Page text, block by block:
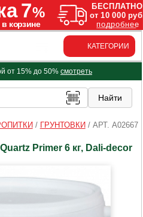
КАТЕГОРИИ
от 15% до 50% смотреть
/ ГРУНТОВКИ / АРТ. A02667
Primer 6 кг, Dali-decor